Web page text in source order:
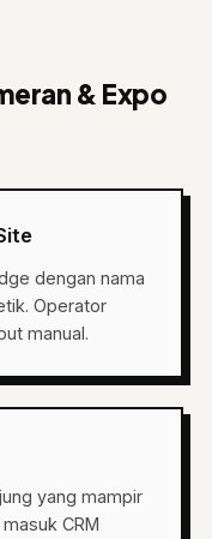
& Expo
dengan nama
Operator
manual.
yang mampir
CRM